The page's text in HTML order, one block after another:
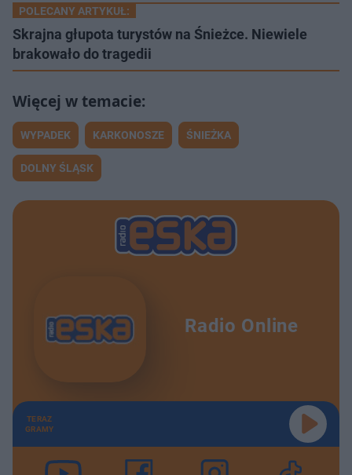
POLECANY ARTYKUŁ:
Skrajna głupota turystów na Śnieżce. Niewiele
brakowało do tragedii
WYPADEK KARKONOSZE ŚNIEŻKA
DOLNY ŚLĄSK
Radio Online
TERAZ
GRAMY